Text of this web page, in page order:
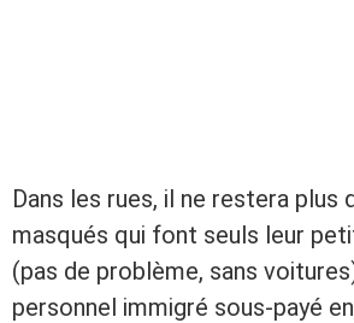
Dans les rues, il ne restera plus
masqués qui font seuls leur
(pas de problème, sans
personnel immigré sous-payé